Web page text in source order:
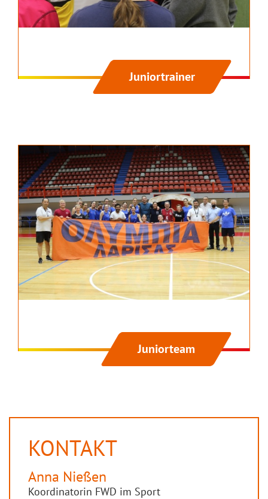
Juniortrainer
Juniorteam
KONTAKT
Anna Nießen
Koordinatorin FWD im Sport